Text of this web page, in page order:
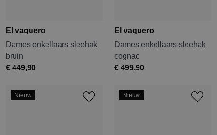
El vaquero
Dames enkellaars sleehak
bruin
€ 449,90
El vaquero
Dames enkellaars sleehak
cognac
€ 499,90
Nieuw Nieuw